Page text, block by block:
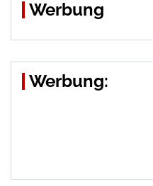
Werbung
Werbung: